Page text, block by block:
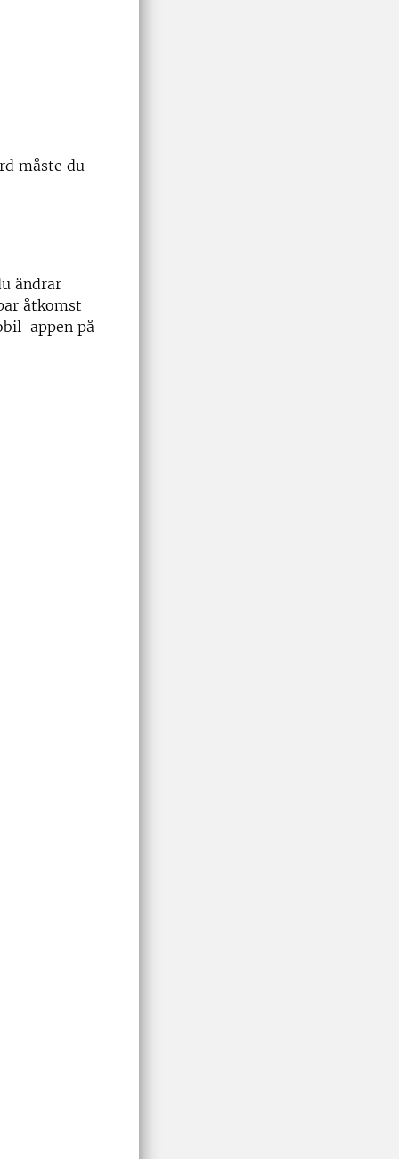
måste du
ändrar
åtkomst
appen på